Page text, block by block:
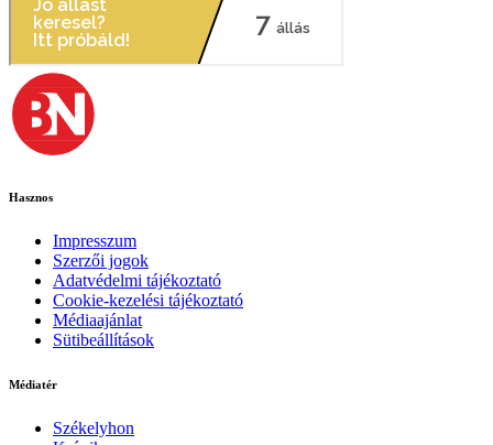
Hasznos
Impresszum
Szerzői jogok
Adatvédelmi tájékoztató
Cookie-kezelési tájékoztató
Médiaajánlat
Sütibeállítások
Médiatér
Székelyhon